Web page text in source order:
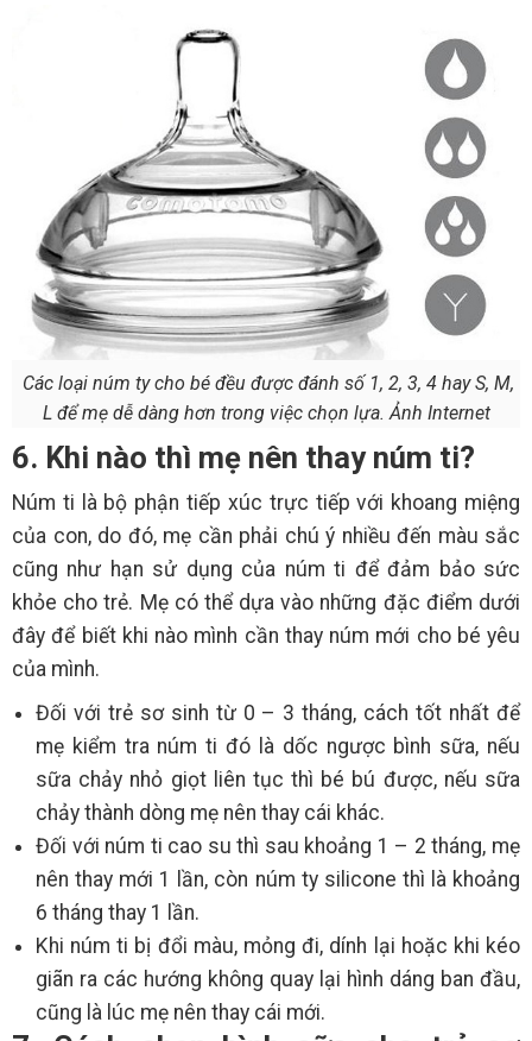
Các loại núm ty cho bé đều được đánh số 1, 2, 3, 4 hay S, M,
L để mẹ dễ dàng hơn trong việc chọn lựa. Ảnh Internet
6. Khi nào thì mẹ nên thay núm ti?
Núm ti là bộ phận tiếp xúc trực tiếp với khoang miệng
của con, do đó, mẹ cần phải chú ý nhiều đến màu sắc
cũng như hạn sử dụng của núm ti để đảm bảo sức
khỏe cho trẻ. Mẹ có thể dựa vào những đặc điểm dưới
đây để biết khi nào mình cần thay núm mới cho bé yêu
của mình.
Đối với trẻ sơ sinh từ 0 – 3 tháng, cách tốt nhất để
mẹ kiểm tra núm ti đó là dốc ngược bình sữa, nếu
sữa chảy nhỏ giọt liên tục thì bé bú được, nếu sữa
chảy thành dòng mẹ nên thay cái khác.
Đối với núm ti cao su thì sau khoảng 1 – 2 tháng, mẹ
nên thay mới 1 lần, còn núm ty silicone thì là khoảng
6 tháng thay 1 lần.
Khi núm ti bị đổi màu, mỏng đi, dính lại hoặc khi kéo
giãn ra các hướng không quay lại hình dáng ban đầu,
cũng là lúc mẹ nên thay cái mới.